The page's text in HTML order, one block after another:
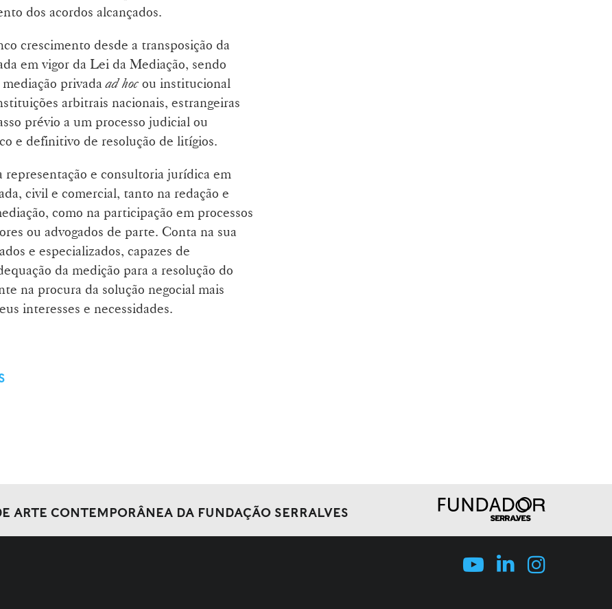
dos acordos alcançados.
crescimento desde a transposição da
em vigor da Lei da Mediação, sendo
privadaad hoc ou institucional
arbitrais nacionais, estrangeiras
prévio a um processo judicial ou
e definitivo de resolução de litígios.
e consultoria jurídica em
civil e comercial, tanto na redação e
como na participação em processos
ou advogados de parte. Conta na sua
e especializados, capazes de
da medição para a resolução do
na procura da solução negocial mais
interesses e necessidades.
ARTE CONTEMPORÂNEA DA FUNDAÇÃO SERRALVES